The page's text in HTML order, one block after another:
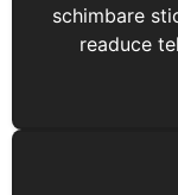
schimbare
readuce